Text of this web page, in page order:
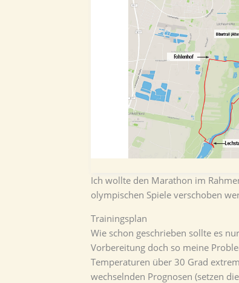
Ich wollte den Marathon im
olympischen Spiele verschoben
Trainingsplan
Wie schon geschrieben sollte es
Vorbereitung doch so meine
Temperaturen über 30 Grad
wechselnden Prognosen (setzen